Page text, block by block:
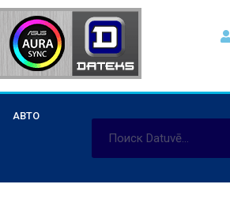
АВТО